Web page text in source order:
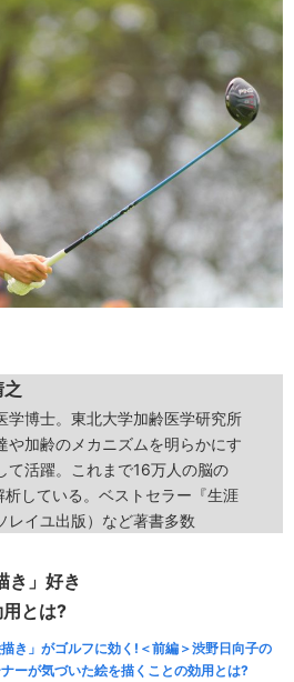
学博士。東北大学加齢医学研究所
や加齢のメカニズムを明らかにす
て活躍。これまで16万人の脳の
析している。ベストセラー『生涯
レイユ出版）など著書多数
き」好き
用とは?
描き」がゴルフに効く!＜前編＞渋野日向子の
ナーが気づいた絵を描くことの効用とは?